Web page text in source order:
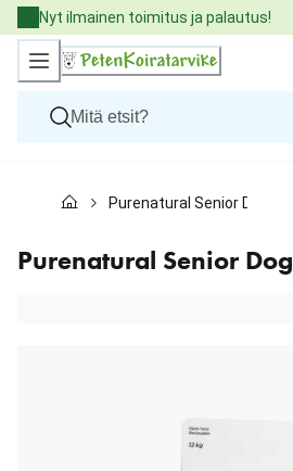
Skip
to
Content
Nyt ilmainen toimitus ja palautus!
Kissat
Eläinlääkäriruoat
Tuotemerkit
Purenatural Senior Dog
Purenatural Senior Dog